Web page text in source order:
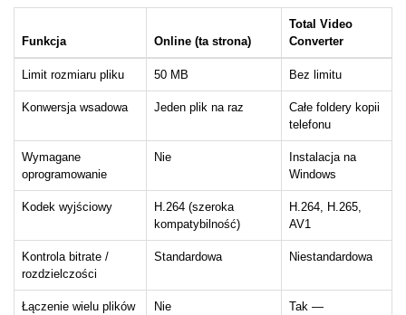
Funkcja Online (ta strona)
Total Video
Converter
Limit rozmiaru pliku 50 MB Bez limitu
Konwersja wsadowa Jeden plik na raz
Całe foldery kopii
telefonu
Wymagane
oprogramowanie
Nie
Instalacja na
Windows
Kodek wyjściowy
H.264 (szeroka
kompatybilność)
H.264, H.265,
AV1
Kontrola bitrate /
rozdzielczości
Standardowa Niestandardowa
Łączenie wielu plików Nie
Tak —